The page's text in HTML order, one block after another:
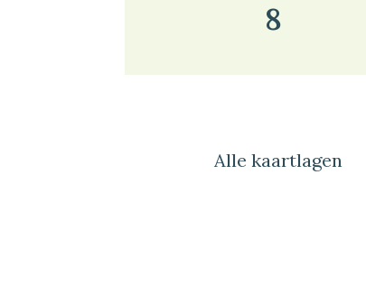
8
Alle kaartlagen